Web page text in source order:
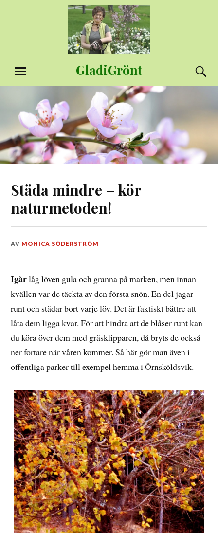
GladiGrönt
MENY
Städa mindre – kör
naturmetoden!
DEN
2012
AV MONICA SÖDERSTRÖM
Igårlåg löven gula och granna på marken, men innan
kvällen var de täckta av den första snön. En del jagar
runt och städar bort varje löv. Det är faktiskt bättre att
låta dem ligga kvar. För att hindra att de blåser runt kan
du köra över dem med gräsklipparen, då bryts de också
ner fortare när våren kommer. Så här gör man även i
offentliga parker till exempel hemma i Örnsköldsvik.